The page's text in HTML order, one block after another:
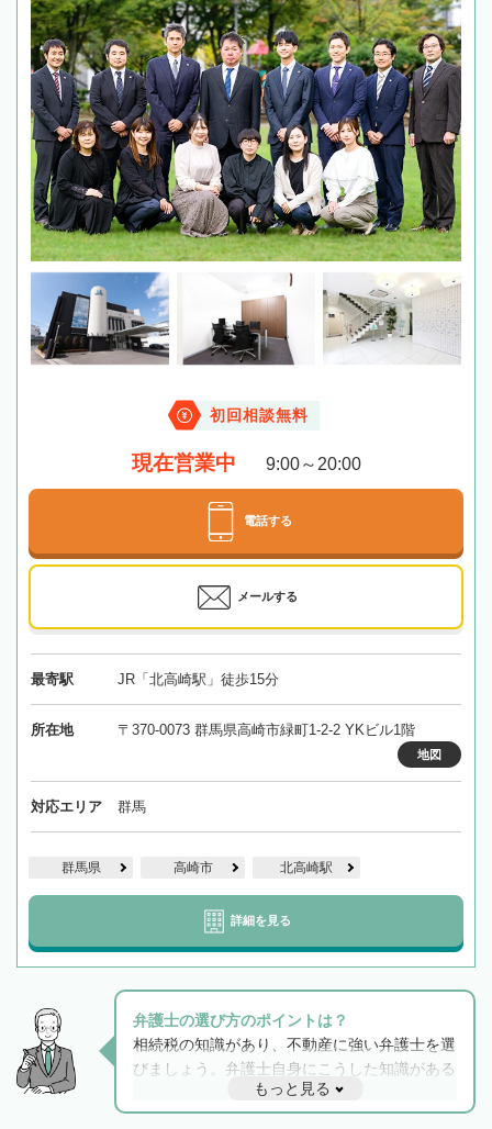
初回相談無料
現在営業中 9:00～20:00
電話する
メールする
最寄駅 JR「北高崎駅」徒歩15分
所在地 〒370-0073 群馬県高崎市緑町1-2-2 YKビル1階
地図
対応エリア 群馬
群馬県 高崎市 北高崎駅
詳細を見る
弁護士の選び方のポイントは？
相続税の知識があり、不動産に強い弁護士を選
びましょう。弁護士自身にこうした知識がある
と他士業との連携もスムーズに進み、トラブル
解決のみならず相続をトータルで任せることが
もっと見る